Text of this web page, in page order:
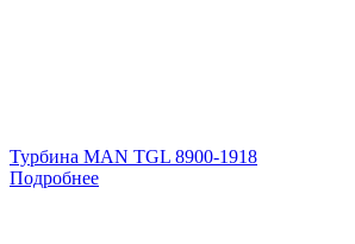
Турбина MAN TGL 8900-1918
Подробнее